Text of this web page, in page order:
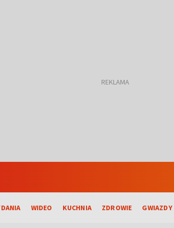
WIDEO KUCHNIA ZDROWIE GWIAZDY